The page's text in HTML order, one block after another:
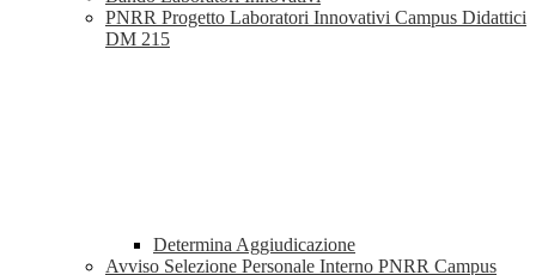
PNRR Progetto Laboratori Innovativi Campus Didattici
DM 215
Determina Aggiudicazione
Avviso Selezione Personale Interno PNRR Campus